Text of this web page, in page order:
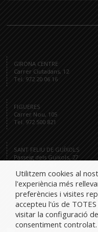
GIRONA CENTRE
Carrer Ciutadans, 12
Tel. 972 20 06 16
FIGUERES
Carrer Nou, 105
Tel. 972 500 821
SANT FELIU DE GUÍXOLS
Passeig dels Guíxols, 27
Tel.
Utilitzem cookies al
l'experiència més
preferències i visites
accepteu l'ús de
visitar la configuració
consentiment controlat.